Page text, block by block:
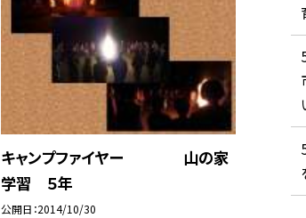
キャンプファイヤー 山の家
学習 ５年
公開日 2014/10/30